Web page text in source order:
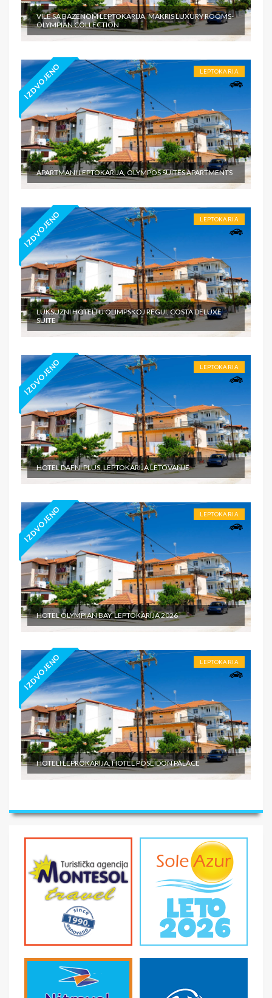
VILE SA BAZENOM LEPTOKARIJA, MAKRIS LUXURY ROOMS-
OLYMPIAN COLLECTION
IZDVOJENO LEPTOKARIA
APARTMANI LEPTOKARIJA, OLYMPOS SUITES APARTMENTS
IZDVOJENO LEPTOKARIA
LUKSUZNI HOTELI U OLIMPSKOJ REGIJI, COSTA DELUXE
SUITE
IZDVOJENO LEPTOKARIA
HOTEL DAFNI PLUS, LEPTOKARIJA LETOVANJE
IZDVOJENO LEPTOKARIA
HOTEL OLYMPIAN BAY, LEPTOKARIJA 2026
IZDVOJENO LEPTOKARIA
HOTELI LEPROKARIJA, HOTEL POSEIDON PALACE